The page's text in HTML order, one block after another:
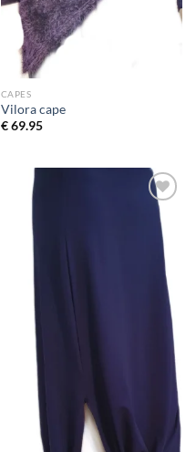
CAPES
Vilora cape
€69.95
Toevoegen
wenslijst